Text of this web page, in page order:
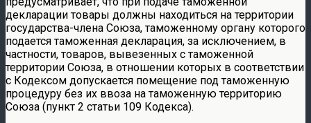
декларации товары должны находиться на территории
государства-члена Союза, таможенному органу которого
подается таможенная декларация, за исключением, в
частности, товаров, вывезенных с таможенной
территории Союза, в отношении которых в соответствии
с Кодексом допускается помещение под таможенную
процедуру без их ввоза на таможенную территорию
Союза (пункт 2 статьи 109 Кодекса).